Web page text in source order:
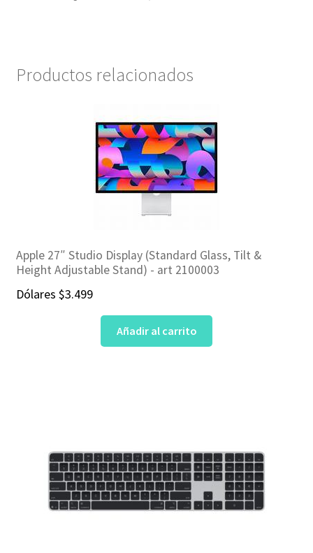
Productos relacionados
Apple 27″ Studio Display (Standard Glass, Tilt &
Height Adjustable Stand) ‎- art 2100003
Dólares $3.499
Añadir al carrito